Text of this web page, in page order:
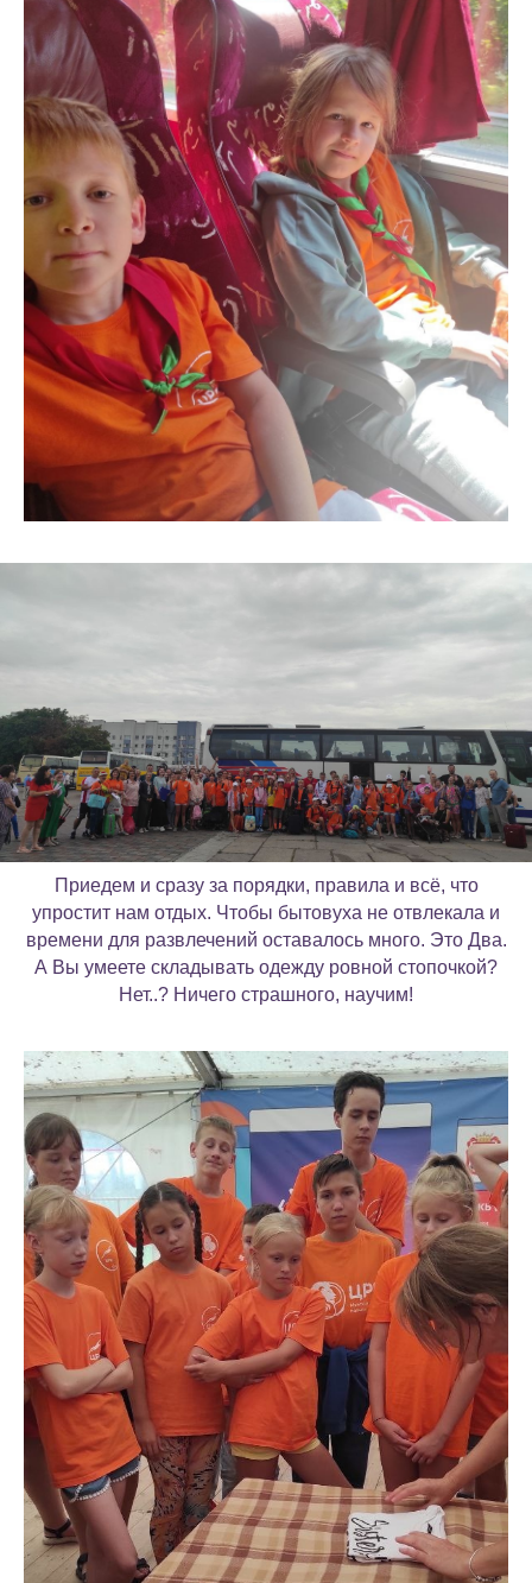
Приедем и сразу за порядки, правила и всё, что
упростит нам отдых. Чтобы бытовуха не отвлекала и
времени для развлечений оставалось много. Это Два.
А Вы умеете складывать одежду ровной стопочкой?
Нет..? Ничего страшного, научим!